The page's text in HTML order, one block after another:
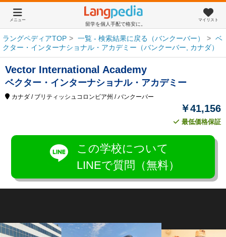
留学を個人手配で格安に。
メニュー マイリスト
ラングペディアTOP 一覧 - 検索結果に戻る（バンクーバー）
ベ
クター・インターナショナル・アカデミー（バンクーバー, カナダ）
Vector International Academy
ベクター・インターナショナル・アカデミー
カナダ / ブリティッシュコロンビア州 / バンクーバー
￥41,156
最低価格保証
この学校について
LINEで質問（無料）